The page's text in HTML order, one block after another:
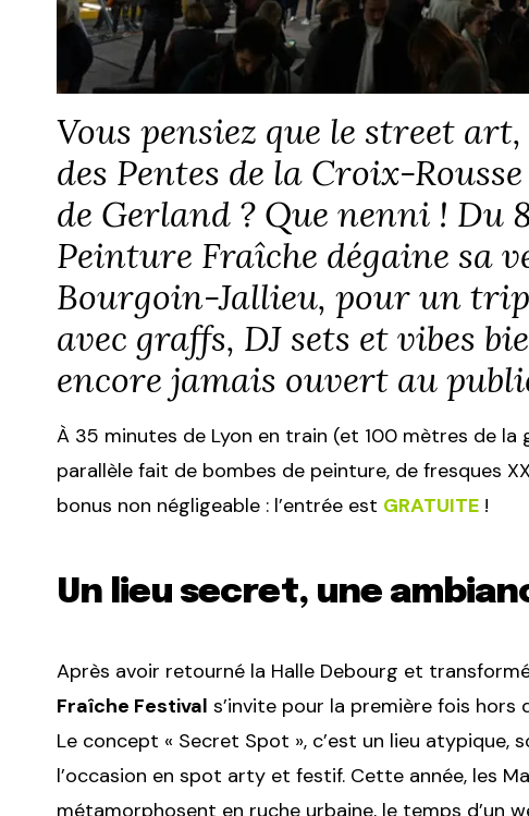
Vous pensiez que le street
des Pentes de la Croix-
de Gerland ? Que nenni ! Du
Peinture Fraîche dégaine sa
Bourgoin-Jallieu, pour un
avec graffs, DJ sets et vibes
encore jamais ouvert au
À 35 minutes de Lyon en train (et 100 mètres de la
parallèle fait de bombes de peinture, de fresques
bonus non négligeable : l’entrée est GRATUITE !
Un lieu secret, une
Après avoir retourné la Halle Debourg et
Fraîche Festival s’invite pour la première fois hors
Le concept « Secret Spot », c’est un lieu
l’occasion en spot arty et festif. Cette année, les
métamorphosent en ruche urbaine, le temps d’un